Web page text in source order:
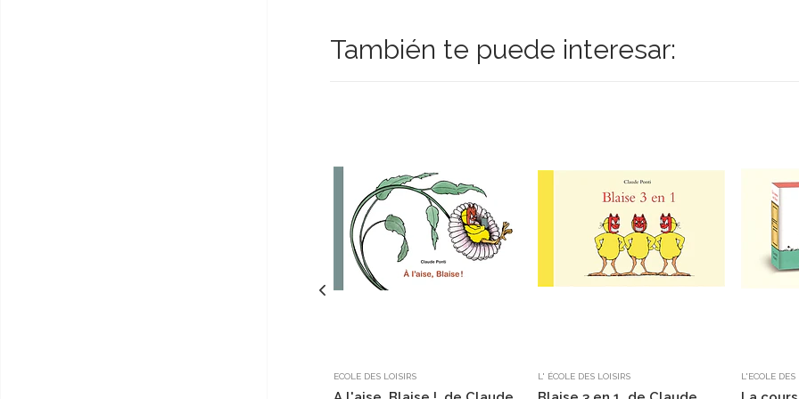
También te puede interesar:
ECOLE DES LOISIRS L' ÉCOLE DES LOISIRS L'ECOLE DES